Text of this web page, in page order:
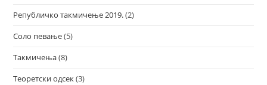
Републичко такмичење 2019.(2)
Соло певање(5)
Такмичења(8)
Теоретски одсек(3)